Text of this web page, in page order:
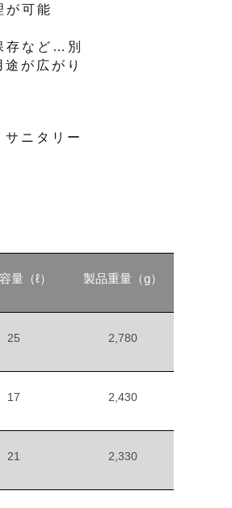
が可能
存など…別
が広がり
ニタリー
量（ℓ） 製品重量（g）
25 2,780
17 2,430
21 2,330